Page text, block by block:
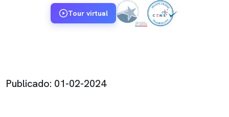
Tour virtual
Publicado: 01-02-2024